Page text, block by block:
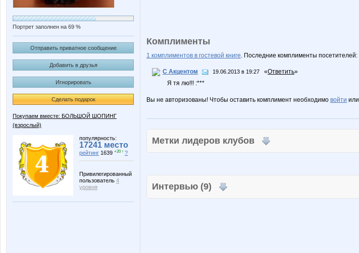
Портрет заполнен на 69 %
Отправить приватное сообщение
Добавить в друзья
Игнорировать
Сделать подарок
Покупаем вместе: БОЛЬШОЙ ШОПИНГ
(взрослый)
популярность:
17241 место
рейтинг 1639 +20 ↑ ?
Привилегированный
пользователь 4
уровня
Комплименты
1 комплиментов в гостевой книге. Последние комплименты посетителей:
С Акцентом 19.06.2013 в 19:27 «Ответить»
Я тя лю!!! :***
Вы не авторизованы! Чтобы оставить комплимент необходимо войти или
Метки лидеров клубов
Интервью (9)